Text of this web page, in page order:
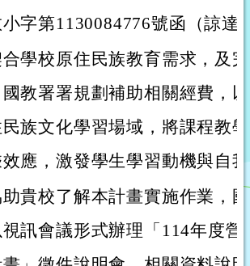
字第1130084776號函（諒達
學校原住民族教育需求，及
國教署署規劃補助相關經費，
民族文化學習場域，將課程教
應，激發學生學習動機與自
貴校了解本計畫實施作業，
視訊會議形式辦理「114年度